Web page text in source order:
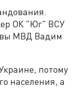
ОК "Юг" ВСУ
МВД Вадим
потому
населения, а